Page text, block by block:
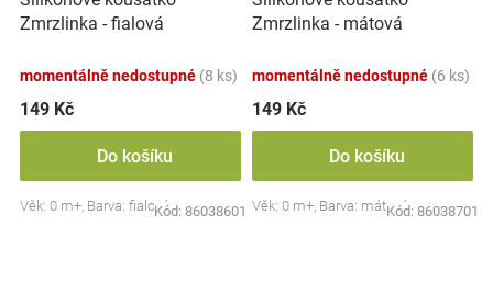
Zmrzlinka - fialová
momentálně nedostupné (8 ks)
149 Kč
Do košíku
Věk: 0 m+, Barva: fialováKód: 86038601
Zmrzlinka - mátová
momentálně nedostupné (6 ks)
149 Kč
Do košíku
Věk: 0 m+, Barva: mátová
Kód: 86038701